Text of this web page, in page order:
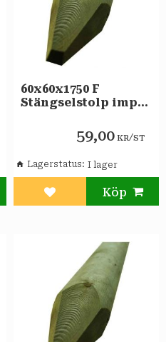
60x60x1750 F
Stängselstolp imp
59,00 KR/ST
Lägg till i favoriter
Lagerstatus